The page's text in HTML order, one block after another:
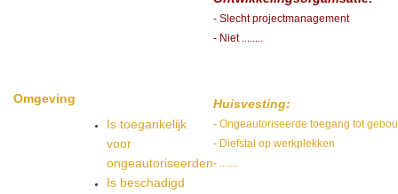
- Slecht projectmanagement
- Niet ........
Omgeving
Is toegankelijk
voor
ongeautoriseerden
Is beschadigd
Huisvesting:
- Ongeautoriseerde toegang tot
- Diefstal op werkplekken
- .......